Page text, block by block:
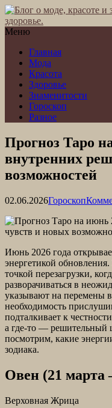
здоровье.
Меню
Главная
Мода
Красота
Здоровье
Знаменитости
Гороскоп
Разное
Прогноз Таро
внутренних
возможностей
02.06.2026Гороскоп
Июнь 2026 года
энергетикой
точкой перезагрузки,
разворачиваться в
указывают на перемены
необходимость
подталкивает к
а где-то — решительный
посмотрим, какие
зодиака.
Овен (21 марта
Верховная Жрица